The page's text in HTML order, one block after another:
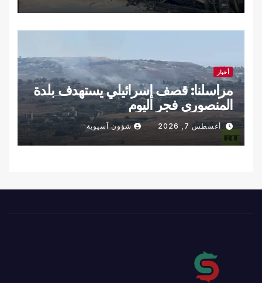
أخبار
مراسلنا: قصف إسرائيلي يستهدف بلدة
المنصوري فجر اليوم
أغسطس 7, 2026 شؤون آسيوية